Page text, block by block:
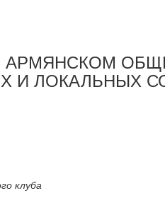
И ЛОКАЛЬНЫХ
клуба